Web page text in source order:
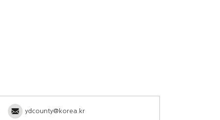
ydcounty@korea.kr